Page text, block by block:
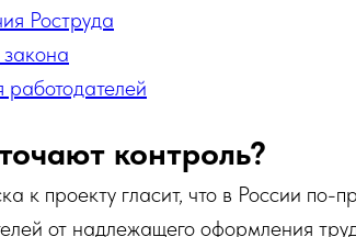
Роструда
работодателей
контроль?
к проекту гласит, что в России
от надлежащего оформления